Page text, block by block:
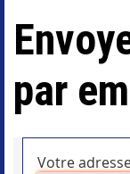
par
Votre